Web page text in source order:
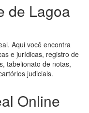
de Lagoa
Aqui você encontra
e jurídicas, registro de
tabelionato de notas,
judiciais.
Online